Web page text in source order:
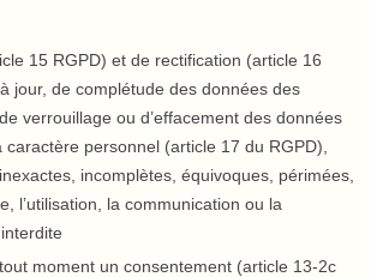
15 RGPD) et de rectification (article 16
jour, de complétude des données des
verrouillage ou d’effacement des données
personnel (article 17 du RGPD),
incomplètes, équivoques, périmées,
l’utilisation, la communication ou la
moment un consentement (article 13-2c